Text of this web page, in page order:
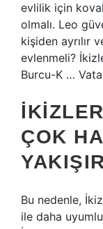
evlilik için
olmalı. Leo
kişiden ayrılır
evlenmeli?
Burcu-K …
ÇOK
Bu nedenle,
ile daha